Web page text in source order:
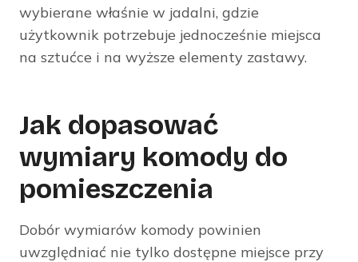
wybierane właśnie w jadalni, gdzie
użytkownik potrzebuje jednocześnie miejsca
na sztućce i na wyższe elementy zastawy.
Jak dopasować
wymiary komody do
pomieszczenia
Dobór wymiarów komody powinien
uwzględniać nie tylko dostępne miejsce przy